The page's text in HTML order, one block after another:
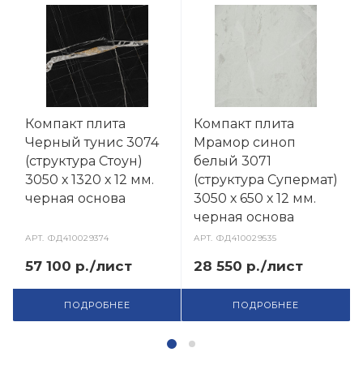
Компакт плита
Черный тунис 3074
(структура Стоун)
3050 х 1320 х 12 мм.
черная основа
АРТ.ФД410029374
57 100 р./лист
ПОДРОБНЕЕ
Компакт плита
Мрамор синоп
белый 3071
(структура Супермат)
3050 х 650 х 12 мм.
черная основа
АРТ.ФД410029535
28 550 р./лист
ПОДРОБНЕЕ